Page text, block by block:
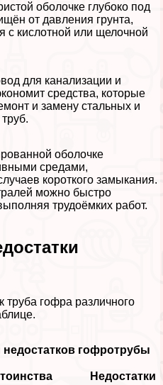
оболочке глубоко под
от давления грунта,
с кислотной или щелочной
для канализации и
средства, которые
и замену стальных и
оболочке
средами,
короткого замыкания.
можно быстро
трудоёмких работ.
труба гофра различного
гофротрубы
Недостатки